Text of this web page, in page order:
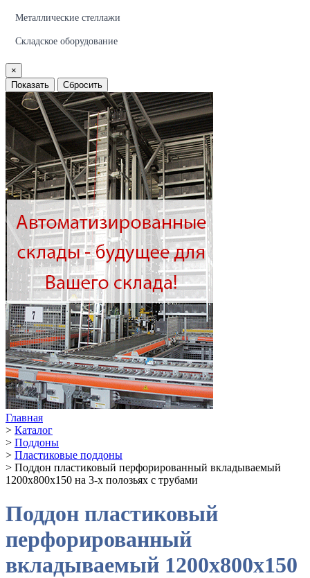
Металлические стеллажи
Складское оборудование
×
Показать
Сбросить
Главная
> Каталог
> Поддоны
> Пластиковые поддоны
> Поддон пластиковый перфорированный вкладываемый
1200х800х150 на 3-х полозьях с трубами
Поддон пластиковый
перфорированный
вкладываемый 1200х800х150